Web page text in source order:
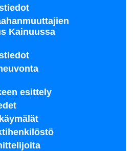
Kainuussa
esittely